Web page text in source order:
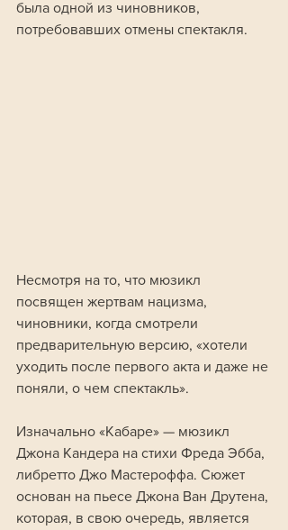
была одной из чиновников,
потребовавших отмены спектакля.
Несмотря на то, что мюзикл
посвящен жертвам нацизма,
чиновники, когда смотрели
предварительную версию, «хотели
уходить после первого акта и даже не
поняли, о чем спектакль».
Изначально «Кабаре» — мюзикл
Джона Кандера на стихи Фреда Эбба,
либретто Джо Мастероффа. Сюжет
основан на пьесе Джона Ван Друтена,
которая, в свою очередь, является